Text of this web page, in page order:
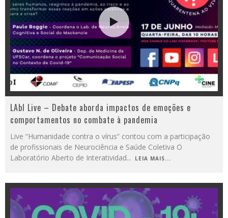
LAbI Live – Debate aborda impactos de emoções e
comportamentos no combate à pandemia
Live “Humanidade contra o vírus” contou com a participação
de profissionais de Neurociência e Saúde Coletiva O
Laboratório Aberto de Interatividad... LEIA MAIS...